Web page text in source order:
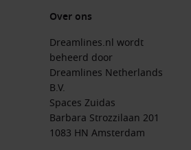
Over ons
Dreamlines.nl wordt
beheerd door
Dreamlines Netherlands
B.V.
Spaces Zuidas
Barbara Strozzilaan 201
1083 HN Amsterdam